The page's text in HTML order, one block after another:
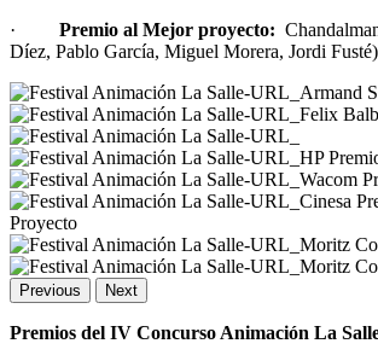
· Premio al Mejor proyecto:
Díez, Pablo García, Miguel Morera, Jordi Fusté)
Previous Next
Premios del IV Concurso Animación La